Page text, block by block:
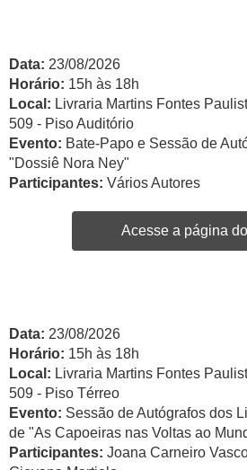
Data: 23/08/2026
Horário: 15h às 18h
Local: Livraria Martins Fontes
509 - Piso Auditório
Evento: Bate-Papo e Sessão de
"Dossiê Nora Ney"
Participantes: Vários Autores
Acesse a página
Data: 23/08/2026
Horário: 15h às 18h
Local: Livraria Martins Fontes
509 - Piso Térreo
Evento: Sessão de Autógrafos dos
de "As Capoeiras nas Voltas ao
Participantes: Joana Carneiro